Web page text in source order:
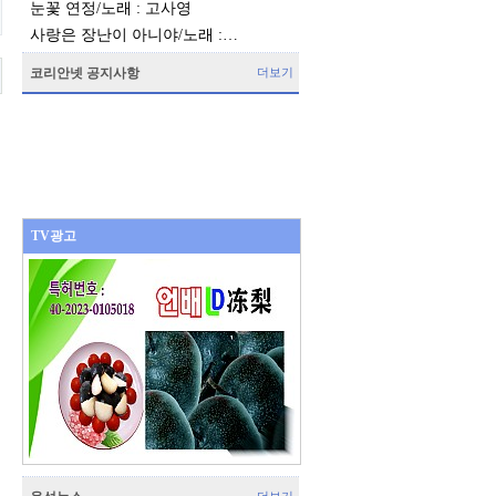
눈꽃 연정/노래 : 고사영
사랑은 장난이 아니야/노래 :…
코리안넷 공지사항 더보기
TV광고